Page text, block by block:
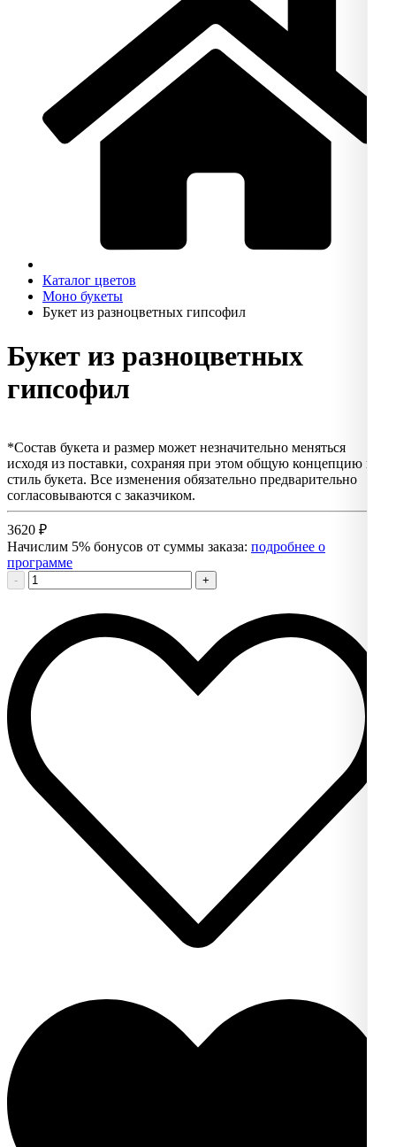
Каталог цветов
Моно букеты
Букет из разноцветных гипсофил
Букет из разноцветных
гипсофил
*Состав букета и размер может незначительно меняться
исходя из поставки, сохраняя при этом общую концепцию и
стиль букета. Все изменения обязательно предварительно
согласовываются с заказчиком.
3620 ₽
Начислим 5% бонусов от суммы заказа: подробнее о
программе
- +